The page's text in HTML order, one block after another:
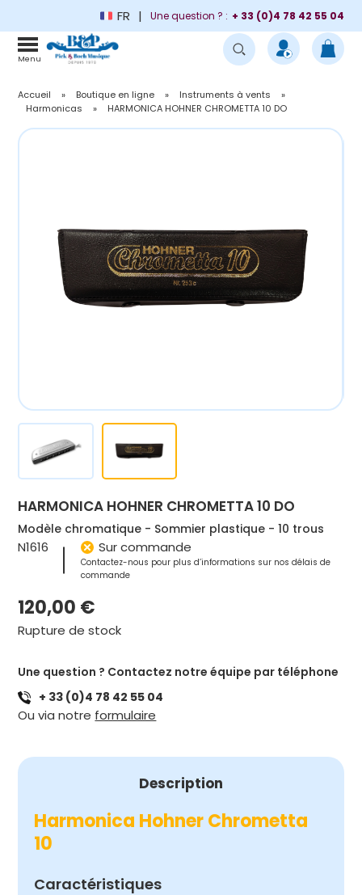
FR Une question ? : + 33 (0)4 78 42 55 04
Menu
Accueil » Boutique en ligne » Instruments à vents
»
Harmonicas
» HARMONICA HOHNER CHROMETTA 10 DO
HARMONICA HOHNER CHROMETTA 10 DO
Modèle chromatique - Sommier plastique - 10 trous
N1616 Sur commande
Contactez-nous pour plus d’informations sur nos délais de
commande
120,00 €
Rupture de stock
Une question ? Contactez notre équipe par téléphone
+ 33 (0)4 78 42 55 04
Ou via notre formulaire
Description
Harmonica Hohner Chrometta
10
Caractéristiques